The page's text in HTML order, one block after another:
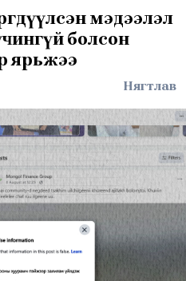
мэдээлэл
болсон
ярьжээ
Нягтлав